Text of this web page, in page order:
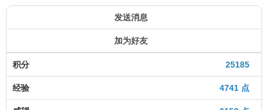
发送消息
加为好友
25185
积分
4741 点
经验